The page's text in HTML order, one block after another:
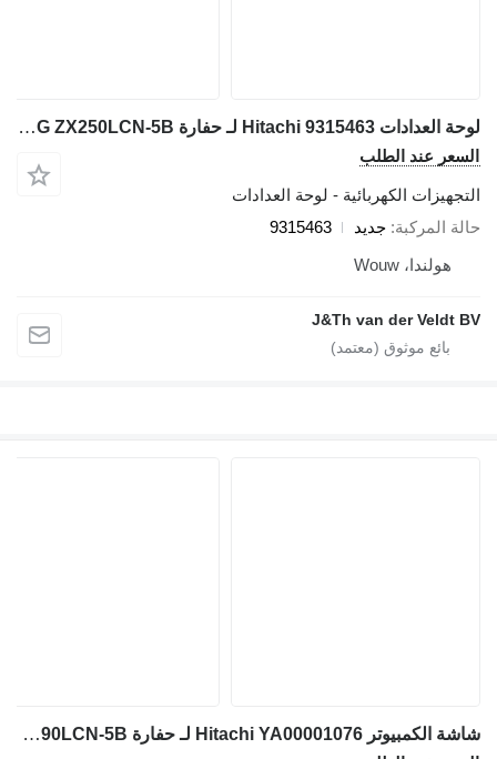
لوحة العدادات Hitachi 9315463 لـ حفارة Hitachi ZH200-A ZX200-5G ZX240-5G ZX280-5G ZH200LC-A ZX210H-5G ZX210K-5G ZX250H-5G ZX200LC-5G ZX240LC-5G ZX250LC-5B ZX280LC-5G ZX290LC-5B ZX210LCH-5G ZX210LCK-5G ZX250LCH-5G ZX250LCN-5B
السعر عند الطلب
التجهيزات الكهربائية - لوحة العدادات
حالة المركبة جديد
9315463
هولندا، Wouw
J&Th van der Veldt BV
شاشة الكمبيوتر Hitachi YA00001076 لـ حفارة Hitachi ZH200-A ZX200-5G ZX330-5G ZX240-5G ZX280-5G ZH200LC-A ZX210H-5G ZX210K-5G ZX250H-5G ZX250K-5G ZX350H-5G ZX350K-5G ZX200LC-5G ZX330LC-5G ZX240LC-5G ZX250LC-5B ZX350LC-5B ZX280LC-5G ZX290LC-5B ZX210LCH-5G ZX210LCK-5G ZX250LCH-5G ZX250LCK-5G ZX250LCN-5B ZX350LCH-5G ZX350LCK-5G ZX350LCN-5B ZX290LCN-5B